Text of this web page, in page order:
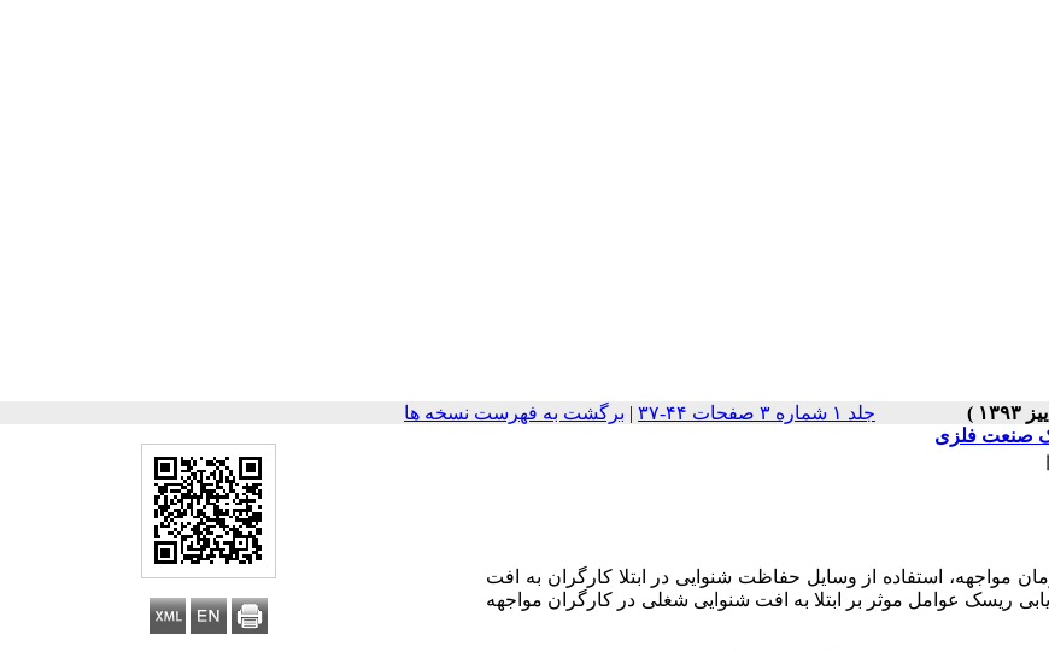
جلد ۱ شماره ۳ صفحات ۴۴-۳۷ | برگشت به فهرست نسخه ها
یک صنعت فلزی
مواجهه، استفاده از وسایل حفاظت شنوایی در ابتلا کارگران به افت
ریسک عوامل موثر بر ابتلا به افت شنوایی شغلی در کارگران مواجهه